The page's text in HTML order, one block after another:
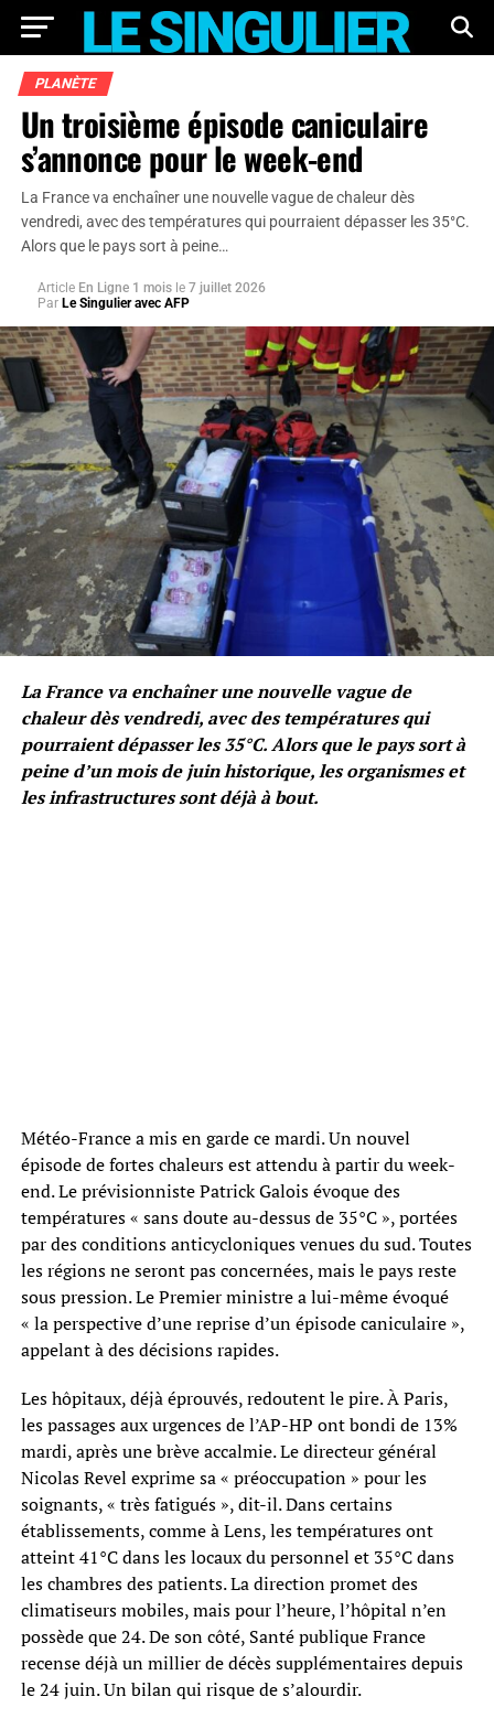
PLANÈTE
Un troisième épisode caniculaire
s’annonce pour le week-end
La France va enchaîner une nouvelle vague de chaleur dès
vendredi, avec des températures qui pourraient dépasser les 35°C.
Alors que le pays sort à peine…
Article En Ligne 1 mois le 7 juillet 2026
Par Le Singulier avec AFP
La France va enchaîner une nouvelle vague de
chaleur dès vendredi, avec des températures qui
pourraient dépasser les 35°C. Alors que le pays sort à
peine d’un mois de juin historique, les organismes et
les infrastructures sont déjà à bout.
Météo-France a mis en garde ce mardi. Un nouvel
épisode de fortes chaleurs est attendu à partir du week-
end. Le prévisionniste Patrick Galois évoque des
températures « sans doute au-dessus de 35°C », portées
par des conditions anticycloniques venues du sud. Toutes
les régions ne seront pas concernées, mais le pays reste
sous pression. Le Premier ministre a lui-même évoqué
« la perspective d’une reprise d’un épisode caniculaire »,
appelant à des décisions rapides.
Les hôpitaux, déjà éprouvés, redoutent le pire. À Paris,
les passages aux urgences de l’AP-HP ont bondi de 13%
mardi, après une brève accalmie. Le directeur général
Nicolas Revel exprime sa « préoccupation » pour les
soignants, « très fatigués », dit-il. Dans certains
établissements, comme à Lens, les températures ont
atteint 41°C dans les locaux du personnel et 35°C dans
les chambres des patients. La direction promet des
climatiseurs mobiles, mais pour l’heure, l’hôpital n’en
possède que 24. De son côté, Santé publique France
recense déjà un millier de décès supplémentaires depuis
le 24 juin. Un bilan qui risque de s’alourdir.